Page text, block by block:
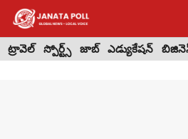
Skip
content
ట్రావెల్ స్పోర్ట్స్ జాబ్ ఎడ్యుకేషన్